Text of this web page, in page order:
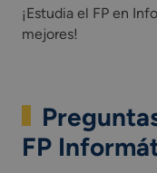
¡Estudia el FP en
mejores!
FP